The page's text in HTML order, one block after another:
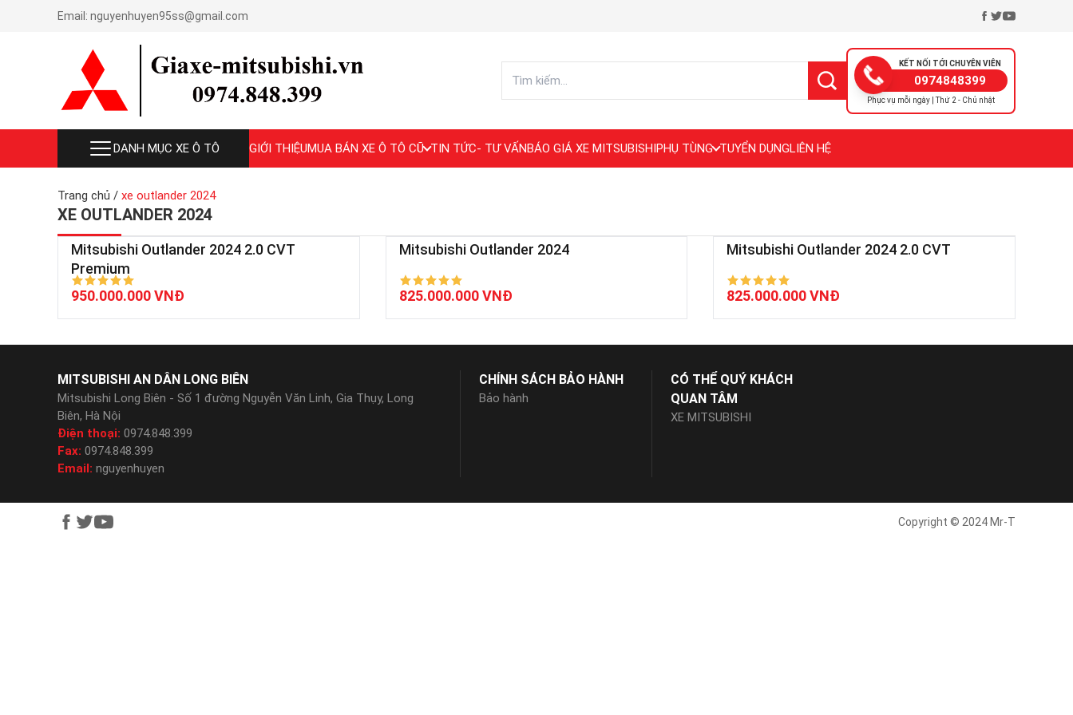
Email: nguyenhuyen95ss@gmail.com
KẾT NỐI TỚI CHUYÊN VIÊN
0974848399
Phục vụ mỗi ngày | Thứ 2 - Chủ nhật
DANH MỤC XE Ô TÔ GIỚI THIỆUMUA BÁN XE Ô TÔ CŨ TIN TỨC- TƯ VẤNBÁO GIÁ XE MITSUBISHIPHỤ TÙNG TUYỂN DỤNGLIÊN HỆ
Trang chủ / xe outlander 2024
XE OUTLANDER 2024
Mitsubishi Outlander 2024 2.0 CVT
Premium
950.000.000 VNĐ
Mitsubishi Outlander 2024
825.000.000 VNĐ
Mitsubishi Outlander 2024 2.0 CVT
825.000.000 VNĐ
MITSUBISHI AN DÂN LONG BIÊN
Mitsubishi Long Biên - Số 1 đường Nguyễn Văn Linh, Gia Thụy, Long
Biên, Hà Nội
Điện thoại: 0974.848.399
Fax: 0974.848.399
Email: nguyenhuyen
CHÍNH SÁCH BẢO HÀNH
Bảo hành
CÓ THỂ QUÝ KHÁCH
QUAN TÂM
XE MITSUBISHI
Copyright © 2024 Mr-T